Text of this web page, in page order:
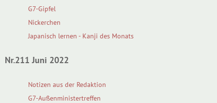
G7-Gipfel
Nickerchen
Japanisch lernen - Kanji des Monats
Nr.211 Juni 2022
Notizen aus der Redaktion
G7-Außenministertreffen